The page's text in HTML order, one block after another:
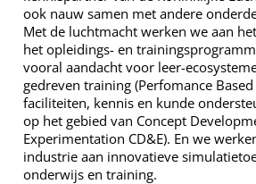
ook nauw samen met andere
Met de luchtmacht werken we aan
het opleidings- en
vooral aandacht voor leer-
gedreven training (Perfomance
faciliteiten, kennis en kunde
op het gebied van Concept
Experimentation CD&E). En we
industrie aan innovatieve
onderwijs en training.